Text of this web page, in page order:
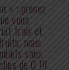
» : prenez
vous
frais et
mais
sans
de 0 !!!